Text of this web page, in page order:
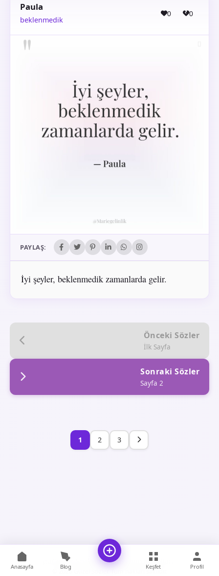
Paula
beklenmedik
0 0
PAYLAŞ:
İyi şeyler, beklenmedik zamanlarda gelir.
Önceki Sözler
İlk Sayfa
Sonraki Sözler
Sayfa 2
1 2 3
Anasayfa Gizlilik SözleşmesiKullanım Koşulları İletişim
© 2026 Güzel Sözler. Tüm hakları saklıdır.
Anasayfa Blog Keşfet Profil